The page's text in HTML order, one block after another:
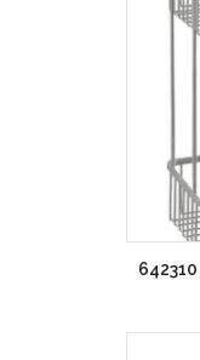
642310